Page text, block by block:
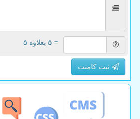
= ۵ بعلاوه ۵
ثبت کامنت